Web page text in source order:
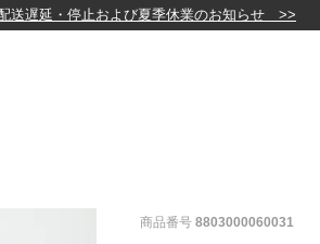
配送遅延・停止および夏季休業のお知らせ >>
商品番号 8803000060031